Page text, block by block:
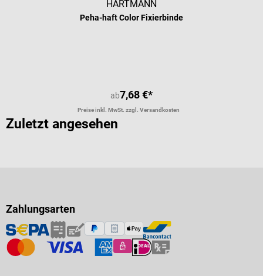
HARTMANN
Peha-haft Color Fixierbinde
ab7,68 €*
Preise inkl. MwSt. zzgl. Versandkosten
Zuletzt angesehen
Zahlungsarten